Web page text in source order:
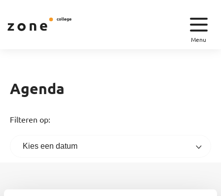
Menu
Agenda
Filteren op: